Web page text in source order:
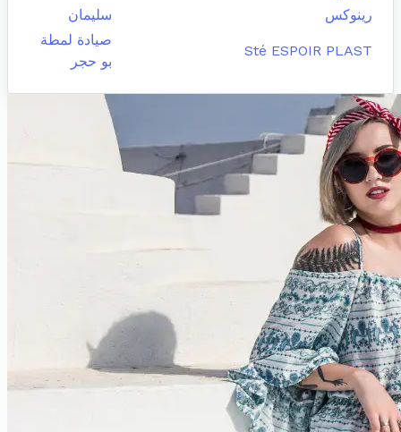
رينوكس سليمان
Sté ESPOIR PLAST
صيادة لمطة
بو حجر